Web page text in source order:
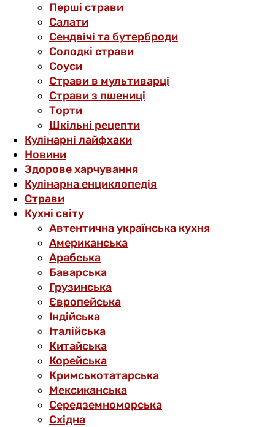
Перші страви
Салати
Сендвічі та бутерброди
Солодкі страви
Соуси
Страви в мультиварці
Страви з пшениці
Торти
Шкільні рецепти
Кулінарні лайфхаки
Новини
Здорове харчування
Кулінарна енциклопедія
Страви
Кухні світу
Автентична українська кухня
Американська
Арабська
Баварська
Грузинська
Європейська
Індійська
Італійська
Китайська
Корейська
Кримськотатарська
Мексиканська
Середземноморська
Східна